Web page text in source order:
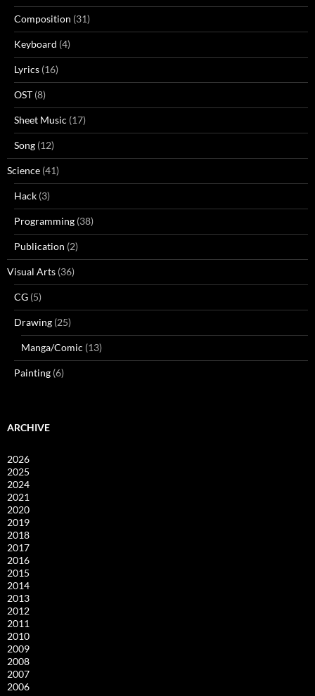
Composition (31)
Keyboard (4)
Lyrics (16)
OST (8)
Sheet Music (17)
Song (12)
Science (41)
Hack (3)
Programming (38)
Publication (2)
Visual Arts (36)
CG (5)
Drawing (25)
Manga/Comic (13)
Painting (6)
ARCHIVE
2026
2025
2024
2021
2020
2019
2018
2017
2016
2015
2014
2013
2012
2011
2010
2009
2008
2007
2006